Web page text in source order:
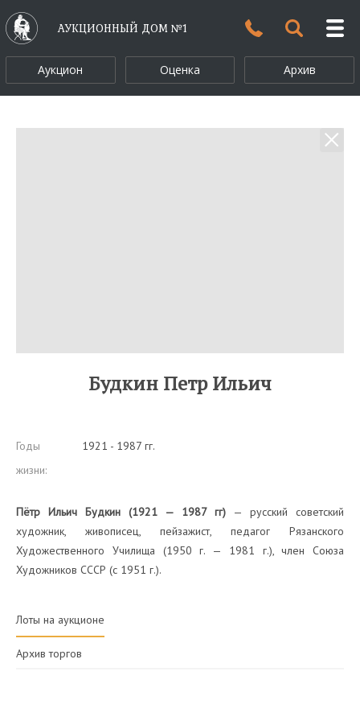
АУКЦИОННЫЙ ДОМ №1
Аукцион Оценка Архив
Будкин Петр Ильич
Годы
жизни:
1921 - 1987 гг.
Пётр Ильич Будкин (1921 — 1987 гг) — русский советский
художник, живописец, пейзажист, педагог Рязанского
Художественного Училища (1950 г. — 1981 г.), член Союза
Художников СССР (с 1951 г.).
Лоты на аукционе
Архив торгов